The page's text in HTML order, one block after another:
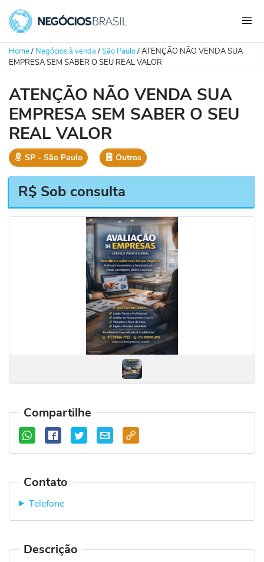
Home/ Negócios à venda/São Paulo/ATENÇÃO NÃO VENDA SUA
EMPRESA SEM SABER O SEU REAL VALOR
ATENÇÃO NÃO VENDA SUA
EMPRESA SEM SABER O SEU
REAL VALOR
SP ‐ São Paulo Outros
R$ Sob consulta
Compartilhe
Contato
Telefone
Descrição